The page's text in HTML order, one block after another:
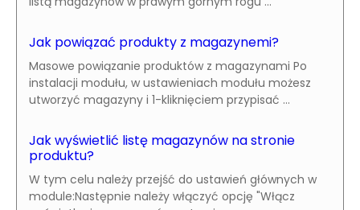
Jak powiązać produkty z magazynemi?
Masowe powiązanie produktów z magazynami Po
instalacji modułu, w ustawieniach modułu możesz
utworzyć magazyny i 1-kliknięciem przypisać ...
Jak wyświetlić listę magazynów na stronie
produktu?
W tym celu należy przejść do ustawień głównych w
module:Następnie należy włączyć opcję "Włącz